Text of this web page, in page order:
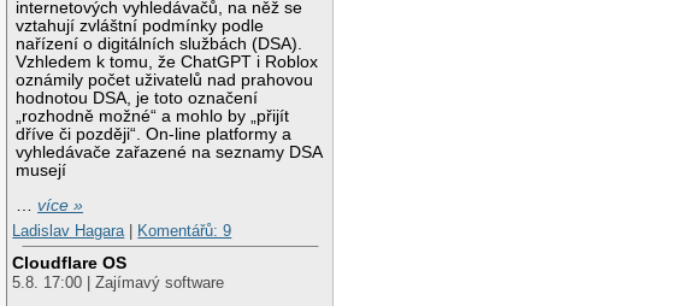
internetových vyhledávačů, na něž se
vztahují zvláštní podmínky podle
nařízení o digitálních službách (DSA).
Vzhledem k tomu, že ChatGPT i Roblox
oznámily počet uživatelů nad prahovou
hodnotou DSA, je toto označení
„rozhodně možné“ a mohlo by „přijít
dříve či později“. On-line platformy a
vyhledávače zařazené na seznamy DSA
musejí
…více »
Ladislav Hagara| Komentářů: 9
Cloudflare OS
5.8. 17:00 | Zajímavý software